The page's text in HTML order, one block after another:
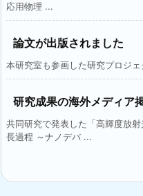
応用物理 ...
論文が出版されました
本研究室も参画した研究プロジ
研究成果の海外メディア
共同研究で発表した「高輝度放
長過程 ～ナノデバ ...